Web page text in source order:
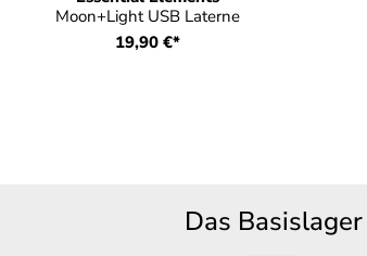
Moon+Light USB Laterne
19,90 €*
Das Basislager